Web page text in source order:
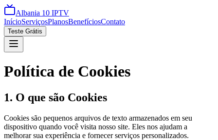
Albania 10 IPTV
InícioServiçosPlanosBenefíciosContato
Teste Grátis
Política de Cookies
1. O que são Cookies
Cookies são pequenos arquivos de texto armazenados em seu
dispositivo quando você visita nosso site. Eles nos ajudam a
melhorar sua experiência e fornecer serviços personalizados.